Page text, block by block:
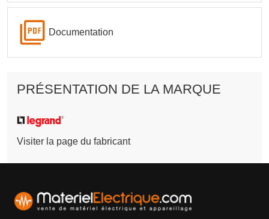
Documentation
PRÉSENTATION DE LA MARQUE
Visiter la page du fabricant